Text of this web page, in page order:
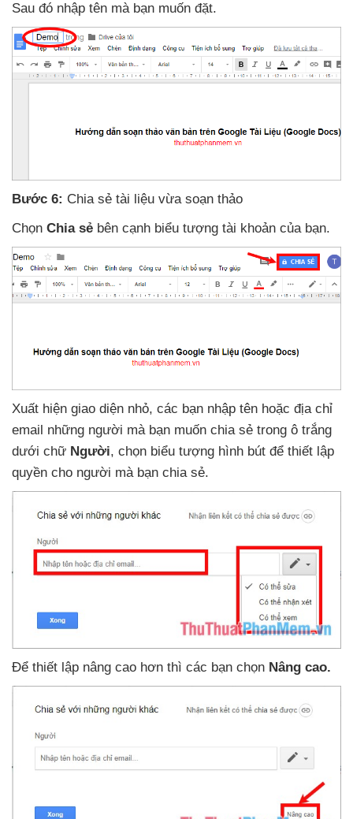
Sau đó nhập tên mà bạn muốn đặt.
Bước 6: Chia sẻ tài liệu vừa soạn thảo
Chọn Chia sẻ bên cạnh biểu tượng tài khoản của bạn.
Xuất hiện giao diện nhỏ, các bạn nhập tên hoặc địa chỉ
email những người mà bạn muốn chia sẻ trong ô trắng
dưới chữ Người, chọn biểu tượng hình bút để thiết lập
quyền cho người mà bạn chia sẻ.
Để thiết lập nâng cao hơn thì các bạn chọn Nâng cao.